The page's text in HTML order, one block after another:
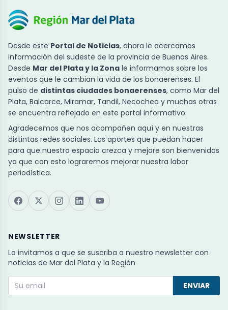
Desde este Portal de Noticias, ahora le acercamos
información del sudeste de la provincia de Buenos Aires.
Desde Mar del Plata y la Zona le informamos sobre los
eventos que le cambian la vida de los bonaerenses. El
pulso de distintas ciudades bonaerenses, como Mar del
Plata, Balcarce, Miramar, Tandil, Necochea y muchas otras
se encuentra reflejado en este portal informativo.
Agradecemos que nos acompañen aquí y en nuestras
distintas redes sociales. Los aportes que puedan hacer
para que nuestro espacio crezca y mejore son bienvenidos
ya que con esto lograremos mejorar nuestra labor
periodística.
NEWSLETTER
Lo invitamos a que se suscriba a nuestro newsletter con
noticias de Mar del Plata y la Región
ENVIAR